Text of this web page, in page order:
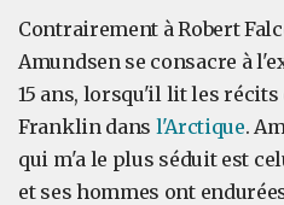
Contrairement à Robert
Amundsen se consacre à
15 ans, lorsqu'il lit les récits
Franklin dans l'Arctique.
qui m'a le plus séduit est
et ses hommes ont